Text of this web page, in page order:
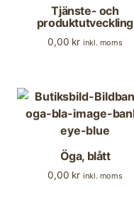
Tjänste- och
produktutveckling
0,00 kr inkl. moms
Öga, blått
0,00 kr inkl. moms